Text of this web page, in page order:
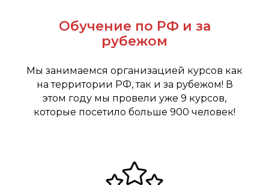
Обучение по РФ и за
рубежом
Мы занимаемся организацией курсов как
на территории РФ, так и за рубежом! В
этом году мы провели уже 9 курсов,
которые посетило больше 900 человек!